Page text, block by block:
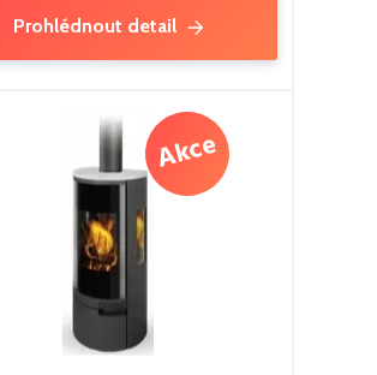
Prohlédnout detail